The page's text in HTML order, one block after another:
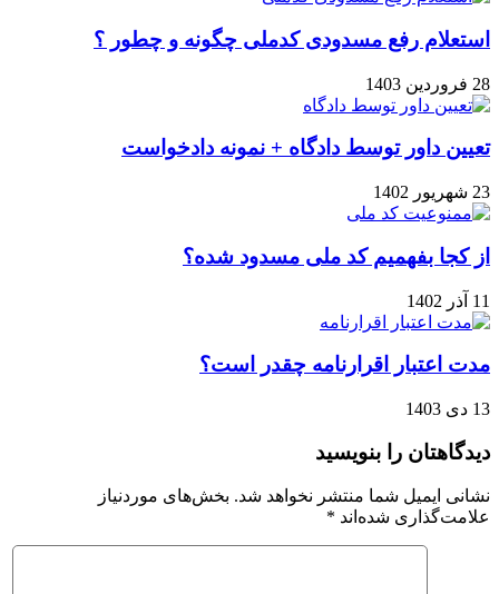
استعلام رفع مسدودی کدملی چگونه و چطور ؟
28 فروردین 1403
تعیین داور توسط دادگاه + نمونه دادخواست
23 شهریور 1402
از کجا بفهمیم کد ملی مسدود شده؟
11 آذر 1402
مدت اعتبار اقرارنامه چقدر است؟
13 دی 1403
دیدگاهتان را بنویسید
نشانی ایمیل شما منتشر نخواهد شد. بخش‌های موردنیاز
علامت‌گذاری شده‌اند *